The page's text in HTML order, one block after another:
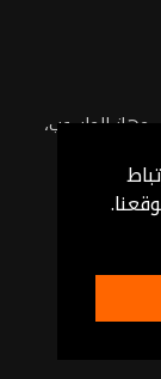
جهاز الحاسوب،